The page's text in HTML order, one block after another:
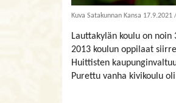
Kuva Satakunnan Kansa
Lauttakylän koulu on
2013 koulun oppilaat
Huittisten
Purettu vanha kivikoulu